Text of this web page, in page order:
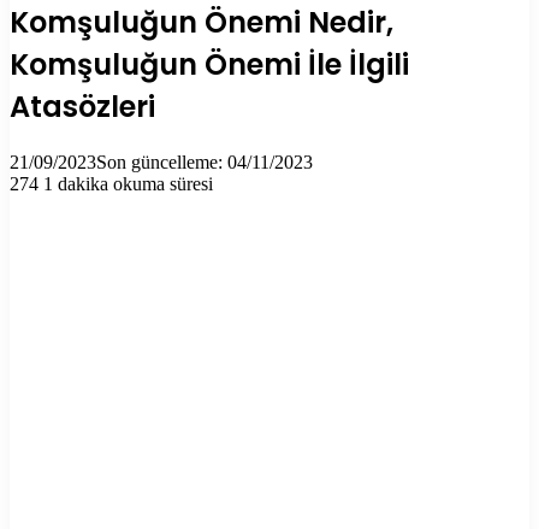
Komşuluğun Önemi Nedir,
Komşuluğun Önemi İle İlgili
Atasözleri
21/09/2023Son güncelleme: 04/11/2023
274 1 dakika okuma süresi